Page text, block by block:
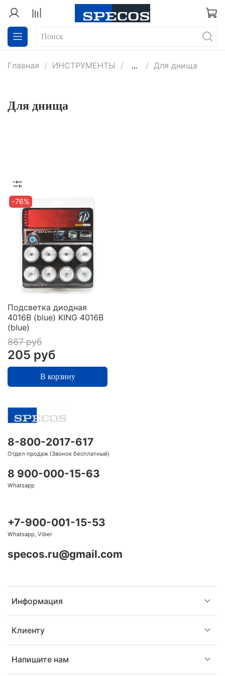
Главная ИНСТРУМЕНТЫ ... Для днища
Для днища
-76%
Подсветка диодная
4016B (blue) KING 4016B
(blue)
867 руб
205 руб
В корзину
Информация
Клиенту
Напишите нам
8-800-2017-617
Отдел продаж (Звонок бесплатный)
8 900-000-15-63
Whatsapp
+7-900-001-15-53
Whatsapp, Viber
specos.ru@gmail.com